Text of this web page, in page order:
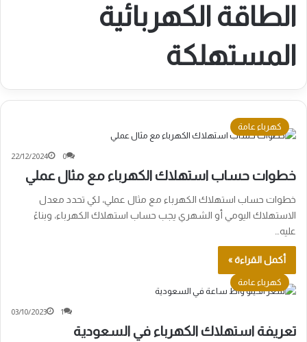
الطاقة الكهربائية
المستهلكة
كهرباء عامة
22/12/2024 0
خطوات حساب استهلاك الكهرباء مع مثال عملي
خطوات حساب استهلاك الكهرباء مع مثال عملي، لكي تحدد معدل
الاستهلاك اليومي أو الشهري يجب حساب استهلاك الكهرباء، وبناءً
عليه…
أكمل القراءة »
كهرباء عامة
03/10/2023 1
تعريفة استهلاك الكهرباء في السعودية